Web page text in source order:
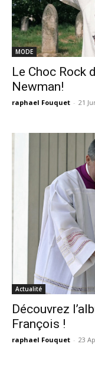
MODE
Le Choc Rock
Newman!
raphael Fouquet - 21
Actualité
Découvrez
François !
raphael Fouquet - 23